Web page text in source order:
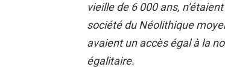
vieille de 6 000 ans,
société du Néolithique
avaient un accès égal à la
égalitaire.